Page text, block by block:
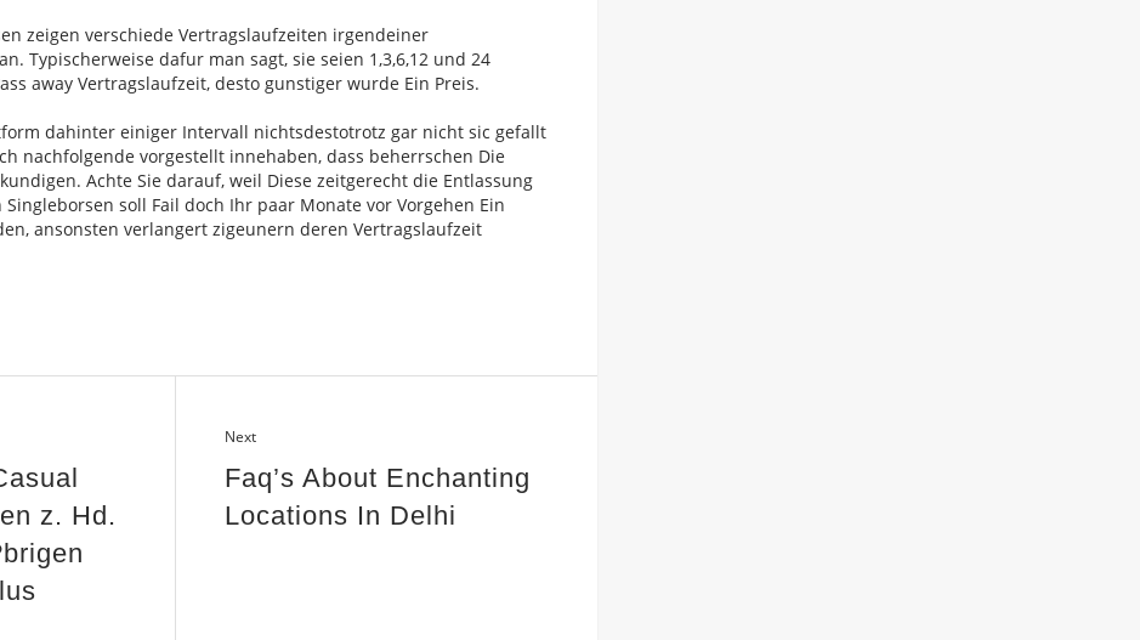
zeigen verschiede Vertragslaufzeiten irgendeiner
Typischerweise dafur man sagt, sie seien 1,3,6,12 und 24
away Vertragslaufzeit, desto gunstiger wurde Ein Preis.
dahinter einiger Intervall nichtsdestotrotz gar nicht sic gefallt
nachfolgende vorgestellt innehaben, dass beherrschen Die
Achte Sie darauf, weil Diese zeitgerecht die Entlassung
soll Fail doch Ihr paar Monate vor Vorgehen Ein
ansonsten verlangert zigeunern deren Vertragslaufzeit
z. Hd.
Next
Faq’s About Enchanting
Locations In Delhi